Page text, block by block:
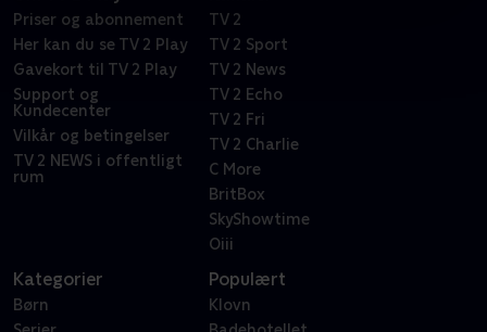
Priser og abonnement
Her kan du se TV 2 Play
Gavekort til TV 2 Play
Support og
Kundecenter
Vilkår og betingelser
TV 2 NEWS i offentligt
rum
TV 2
TV 2 Sport
TV 2 News
TV 2 Echo
TV 2 Fri
TV 2 Charlie
C More
BritBox
SkyShowtime
Oiii
Kategorier
Børn
Populært
Klovn